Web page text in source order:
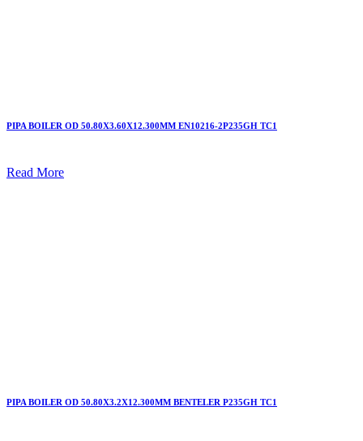
PIPA BOILER OD 50.80X3.60X12.300MM EN10216-2P235GH TC1
Read More
PIPA BOILER OD 50.80X3.2X12.300MM BENTELER P235GH TC1